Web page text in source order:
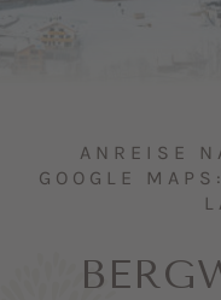
ANREISE
GOOGLE